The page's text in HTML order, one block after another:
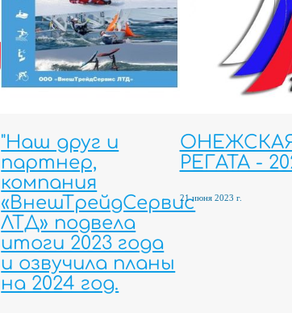
"Наш друг и
партнер,
компания
«ВнешТрейдСервис
ЛТД» подвела
итоги 2023 года
и озвучила планы
на 2024 год.
РЕГАТА -
21 июня 2023 г.